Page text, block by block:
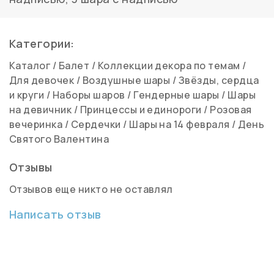
Категории:
Каталог / Балет / Коллекции декора по темам /
Для девочек / Воздушные шары /Звёзды, сердца
и круги / Наборы шаров / Гендерные шары / Шары
на девичник / Принцессы и единороги / Розовая
вечеринка / Сердечки / Шары на 14 февраля / День
Святого Валентина
Отзывы
Отзывов еще никто не оставлял
Написать отзыв